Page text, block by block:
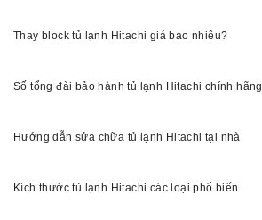
Thay block tủ lạnh Hitachi giá bao nhiêu?
Số tổng đài bảo hành tủ lạnh Hitachi chính hãng
Hướng dẫn sửa chữa tủ lạnh Hitachi tại nhà
Kích thước tủ lạnh Hitachi các loại phổ biến